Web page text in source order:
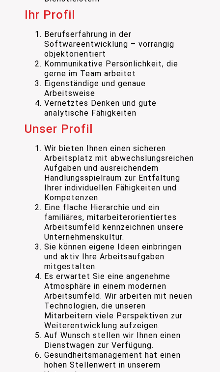
Ihr Profil
Berufserfahrung in der
Softwareentwicklung – vorrangig
objektorientiert
Kommunikative Persönlichkeit, die
gerne im Team arbeitet
Eigenständige und genaue
Arbeitsweise
Vernetztes Denken und gute
analytische Fähigkeiten
Unser Profil
Wir bieten Ihnen einen sicheren
Arbeitsplatz mit abwechslungsreichen
Aufgaben und ausreichendem
Handlungsspielraum zur Entfaltung
Ihrer individuellen Fähigkeiten und
Kompetenzen.
Eine flache Hierarchie und ein
familiäres, mitarbeiterorientiertes
Arbeitsumfeld kennzeichnen unsere
Unternehmenskultur.
Sie können eigene Ideen einbringen
und aktiv Ihre Arbeitsaufgaben
mitgestalten.
Es erwartet Sie eine angenehme
Atmosphäre in einem modernen
Arbeitsumfeld. Wir arbeiten mit neuen
Technologien, die unseren
Mitarbeitern viele Perspektiven zur
Weiterentwicklung aufzeigen.
Auf Wunsch stellen wir Ihnen einen
Dienstwagen zur Verfügung.
Gesundheitsmanagement hat einen
hohen Stellenwert in unserem